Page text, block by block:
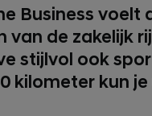
Business
de zakelijk
stijlvol ook
kilometer kun